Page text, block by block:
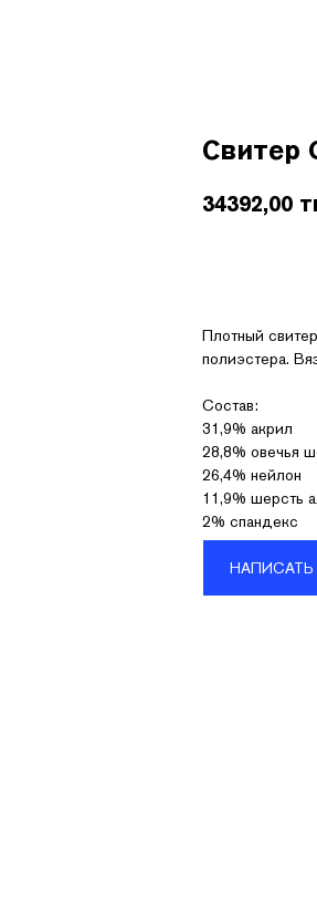
Свитер
34392,00
Плотный
полиэстера.
Состав:
31,9% акрил
28,8% овечья
26,4% нейлон
11,9% шерсть
2% спандекс